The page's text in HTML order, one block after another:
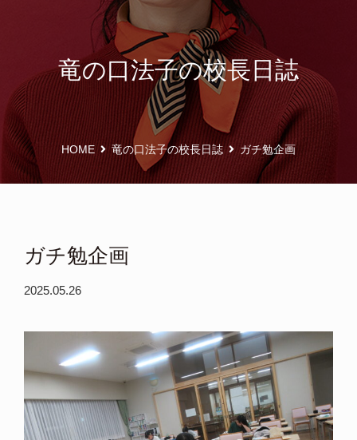
竜の口法子の校長日誌
HOME 竜の口法子の校長日誌 ガチ勉企画
ガチ勉企画
2025.05.26